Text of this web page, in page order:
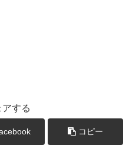
アする
コピー